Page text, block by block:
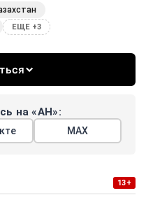
ЕЩЕ +3
на «АН»:
МАХ
13+